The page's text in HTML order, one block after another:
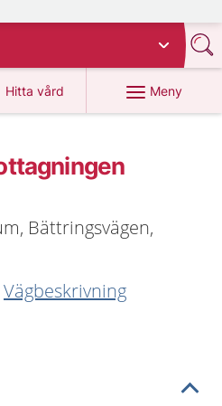
Hitta vård
på 1177.se
Meny
Bättringsvägen,
Vägbeskrivning